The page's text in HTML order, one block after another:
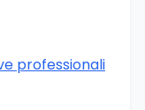
professionali